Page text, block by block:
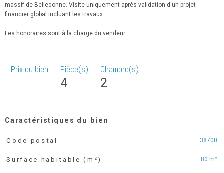
massif de Belledonne. Visite uniquement après validation d'un projet
financier global incluant les travaux
Les honoraires sont à la charge du vendeur
Prix du bien Pièce(s)
4
Chambre(s)
2
Caractéristiques du bien
Caractéristiques
Code postal 38700
Surface habitable (m²) 80 m²